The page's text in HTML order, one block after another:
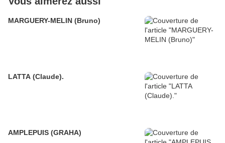
MARGUERY-MELIN (Bruno)
LATTA (Claude).
AMPLEPUIS (GRAHA)